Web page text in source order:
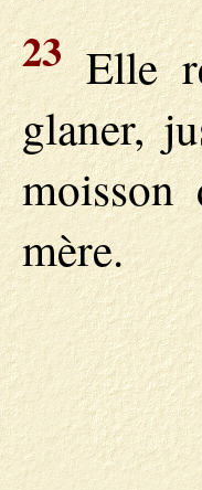
23Elle
glaner,
mère.